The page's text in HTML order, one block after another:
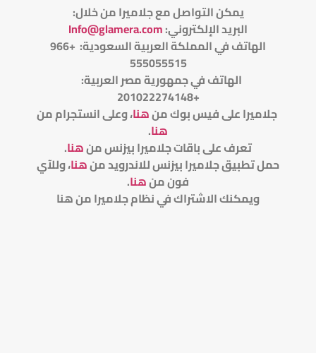
يمكن التواصل مع جلاميرا من خلال:
البريد الإلكتروني:Info@glamera.com
الهاتف في المملكة العربية السعودية: +966
555055515
الهاتف في جمهورية مصر العربية:
+201022274148
جلاميرا على فيس بوك منهنا، وعلى انستجرام من
هنا.
تعرف على باقات جلاميرا بيزنس منهنا.
حمل تطبيق جلاميرا بيزنس للاندرويد منهنا، وللآي
فون منهنا.
ويمكنك الاشتراك في نظام جلاميرا من هنا